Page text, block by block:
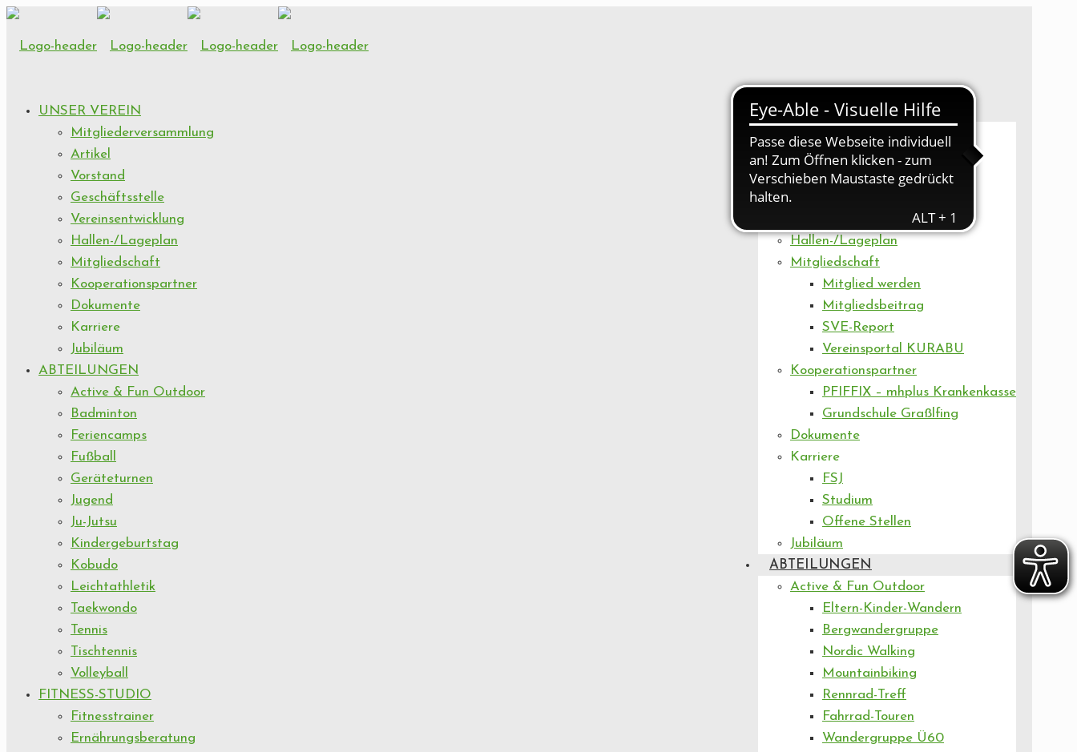
UNSER VEREIN
Artikel
Vorstand
Geschäftsstelle
Hallen-/Lageplan
Mitgliedschaft
Mitglied werden
Mitgliedsbeitrag
SVE-Report
Vereinsportal KURABU
Kooperationspartner
PFIFFIX – mhplus Krankenkasse
Grundschule Graßlfing
Dokumente
Karriere
FSJ
Studium
Offene Stellen
Jubiläum
ABTEILUNGEN
Active & Fun Outdoor
Eltern-Kinder-Wandern
Bergwandergruppe
Nordic Walking
Mountainbiking
Rennrad-Treff
Fahrrad-Touren
Wandergruppe Ü60
UNSER VEREIN
Mitgliederversammlung
Artikel
Vorstand
Geschäftsstelle
Vereinsentwicklung
Hallen-/Lageplan
Mitgliedschaft
Kooperationspartner
Dokumente
Karriere
Jubiläum
ABTEILUNGEN
Active & Fun Outdoor
Badminton
Feriencamps
Fußball
Geräteturnen
Jugend
Ju-Jutsu
Kindergeburtstag
Kobudo
Leichtathletik
Taekwondo
Tennis
Tischtennis
Volleyball
FITNESS-STUDIO
Fitnesstrainer
Ernährungsberatung